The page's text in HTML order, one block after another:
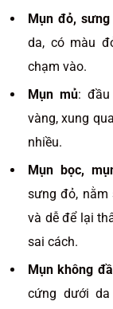
Mụn đỏ,
da, có màu
chạm vào.
Mụn mủ: đầu
vàng, xung
nhiều.
Mụn bọc,
sưng đỏ, nằm
và dễ để lại
sai cách.
Mụn không
cứng dưới